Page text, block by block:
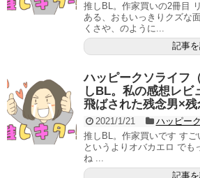
推しBL。作家買いの2冊目
ある、おもいっきりクズな
くさや、のように...
記事
ハッピークソライ
しBL。私の感想レビ
飛ばされた残念男×残
2021/1/21
ハッピー
推しBL。作家買いです す
というよりオバカエロ でも
ね ...
記事